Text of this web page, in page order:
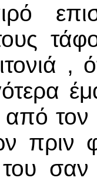
πριν
σαν